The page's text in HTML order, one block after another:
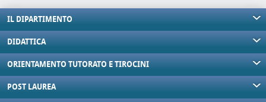
IL DIPARTIMENTO
DIDATTICA
ORIENTAMENTO TUTORATO E TIROCINI
POST LAUREA